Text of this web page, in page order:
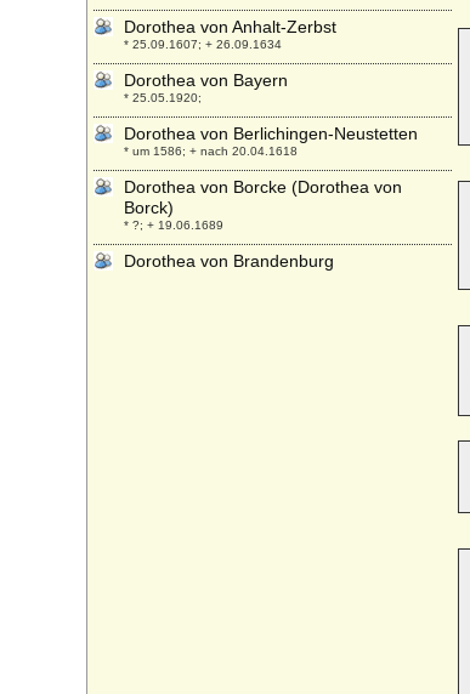
Dorothea von Anhalt-Zerbst
* 25.09.1607; + 26.09.1634
Dorothea von Bayern
* 25.05.1920;
Dorothea von Berlichingen-Neustetten
* um 1586; + nach 20.04.1618
Dorothea von Borcke (Dorothea von
Borck)
* ?; + 19.06.1689
Dorothea von Brandenburg